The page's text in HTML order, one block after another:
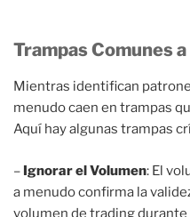
Trampas Comunes
Mientras identifican
menudo caen en trampas
Aquí hay algunas trampas
– Ignorar el Volumen: El
a menudo confirma la
volumen de trading